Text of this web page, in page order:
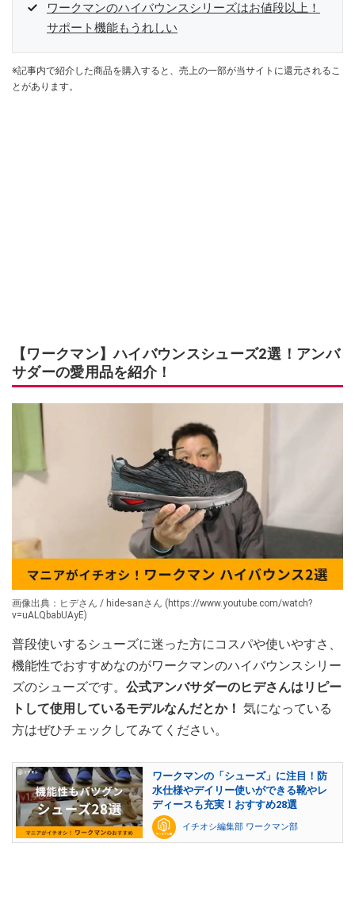
ワークマンのハイバウンスシリーズはお値段以上！
サポート機能もうれしい
※記事内で紹介した商品を購入すると、売上の一部が当サイトに還元されるこ
とがあります。
【ワークマン】ハイバウンスシューズ2選！アンバ
サダーの愛用品を紹介！
画像出典：ヒデさん / hide-sanさん (https://www.youtube.com/watch?
v=uALQbabUAyE)
普段使いするシューズに迷った方にコスパや使いやすさ、
機能性でおすすめなのがワークマンのハイバウンスシリー
ズのシューズです。 公式アンバサダーのヒデさんはリピー
トして使用しているモデルなんだとか！ 気になっている
方はぜひチェックしてみてください。
ワークマンの「シューズ」に注目！防
水仕様やデイリー使いができる靴やレ
ディースも充実！おすすめ28選
イチオシ編集部 ワークマン部